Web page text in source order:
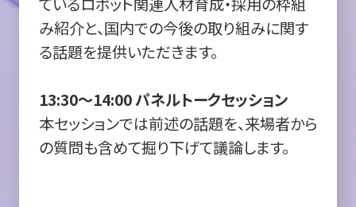
み紹介と、国内での今後の取り組みに関す
る話題を提供いただきます。
13:30～14:00 パネルトークセッション
本セッションでは前述の話題を、来場者から
の質問も含めて掘り下げて議論します。